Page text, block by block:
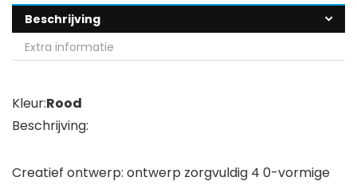
Beschrijving
Extra informatie
Kleur:Rood
Beschrijving:
Creatief ontwerp: ontwerp zorgvuldig 4 0-vormige